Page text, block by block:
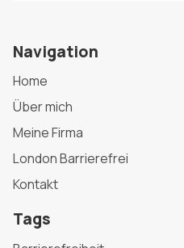
Navigation
Home
Über mich
Meine Firma
London Barrierefrei
Kontakt
Tags